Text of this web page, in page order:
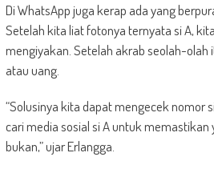
Di WhatsApp juga kerap ada yang
Setelah kita liat fotonya ternyata si A,
mengiyakan. Setelah akrab seolah-olah
atau uang.
“Solusinya kita dapat mengecek nomor
cari media sosial si A untuk memastikan
bukan,” ujar Erlangga.